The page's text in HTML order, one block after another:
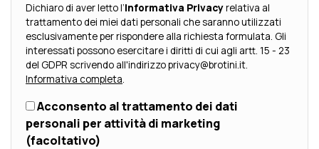
Dichiaro di aver letto l’Informativa Privacyrelativa al
trattamento dei miei dati personali che saranno utilizzati
esclusivamente per rispondere alla richiesta formulata. Gli
interessati possono esercitare i diritti di cui agli artt. 15 - 23
del GDPR scrivendo all'indirizzo privacy@brotini.it.
Informativa completa
Acconsento al trattamento dei dati
personali per attività di marketing
(facoltativo)